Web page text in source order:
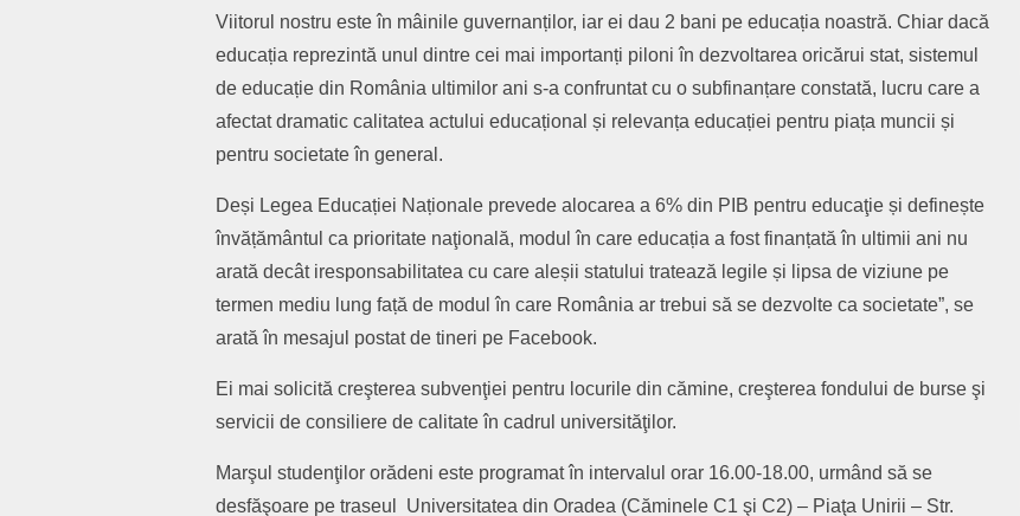
Viitorul nostru este în mâinile guvernanților, iar ei dau 2 bani pe educația noastră. Chiar dacă
educația reprezintă unul dintre cei mai importanți piloni în dezvoltarea oricărui stat, sistemul
de educație din România ultimilor ani s-a confruntat cu o subfinanțare constată, lucru care a
afectat dramatic calitatea actului educațional și relevanța educației pentru piața muncii și
pentru societate în general.
Deși Legea Educației Naționale prevede alocarea a 6% din PIB pentru educaţie și definește
învățământul ca prioritate naţională, modul în care educația a fost finanțată în ultimii ani nu
arată decât iresponsabilitatea cu care aleșii statului tratează legile și lipsa de viziune pe
termen mediu lung față de modul în care România ar trebui să se dezvolte ca societate”, se
arată în mesajul postat de tineri pe Facebook.
Ei mai solicită creşterea subvenţiei pentru locurile din cămine, creşterea fondului de burse şi
servicii de consiliere de calitate în cadrul universităţilor.
Marşul studenţilor orădeni este programat în intervalul orar 16.00-18.00, urmând să se
desfăşoare pe traseul Universitatea din Oradea (Căminele C1 şi C2) – Piaţa Unirii – Str.